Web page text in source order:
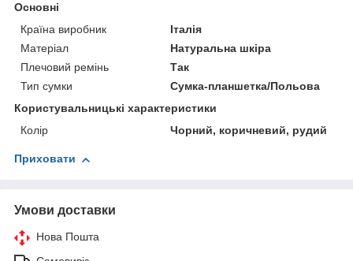
Основні
Країна виробник
Італія
Матеріал
Натуральна шкіра
Плечовий ремінь
Так
Тип сумки
Сумка-планшетка/Польова
Користувальницькі характеристики
Колір
Чорний, коричневий, рудий
Приховати
Умови доставки
Нова Пошта